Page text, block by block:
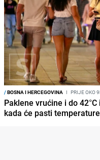
/BOSNA I HERCEGOVINA I PRIJE OKO
Paklene vrućine i do
kada će pasti